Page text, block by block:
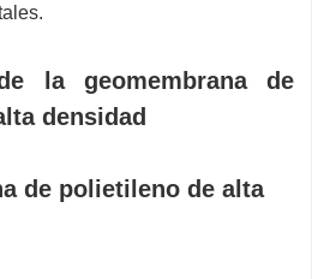
la geomembrana de
densidad